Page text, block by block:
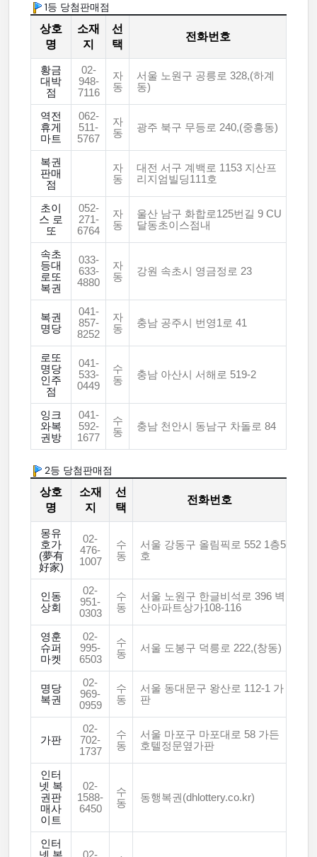
1등 당첨판매점
상호
명
소재
지
선
택
전화번호
황금
대박
점
02-
948-
7116
자
동
서울 노원구 공릉로 328,(하계
동)
역전
휴게
마트
062-
511-
5767
자
동
광주 북구 무등로 240,(중흥동)
복권
판매
점
자
동
대전 서구 계백로 1153 지산프
리지엄빌딩111호
초이
스 로
또
052-
271-
6764
자
동
울산 남구 화합로125번길 9 CU
달동초이스점내
속초
등대
로또
복권
033-
633-
4880
자
동
강원 속초시 영금정로 23
복권
명당
041-
857-
8252
자
동
충남 공주시 번영1로 41
로또
명당
인주
점
041-
533-
0449
수
동
충남 아산시 서해로 519-2
잉크
와복
권방
041-
592-
1677
수
동
충남 천안시 동남구 차돌로 84
2등 당첨판매점
상호
명
소재
지
선
택
전화번호
몽유
호가
(夢有
好家)
02-
476-
1007
수
동
서울 강동구 올림픽로 552 1층5
호
인동
상회
02-
951-
0303
수
동
서울 노원구 한글비석로 396 벽
산아파트상가108-116
영훈
슈퍼
마켓
02-
995-
6503
수
동
서울 도봉구 덕릉로 222,(창동)
명당
복권
02-
969-
0959
수
동
서울 동대문구 왕산로 112-1 가
판
가판
02-
702-
1737
수
동
서울 마포구 마포대로 58 가든
호텔정문옆가판
인터
넷 복
권판
매사
이트
02-
1588-
6450
수
동
동행복권(dhlottery.co.kr)
인터